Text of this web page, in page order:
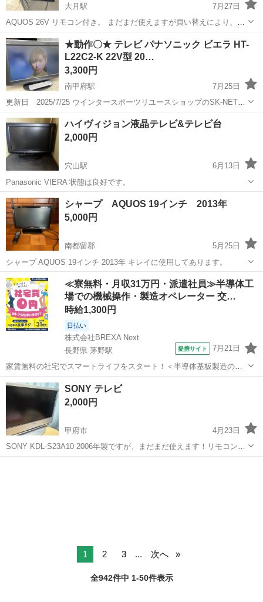
大月駅
7月27日
AQUOS 26V リモコン付き。 まだまだ使えますが買い替えにより、必
要な方にお譲りします。 線など全部ついてるのですぐ使えます。
山梨 大月市 大月駅 買い替え
★動作〇★ テレビ パナソニック ビエラ HT-
L22C2-K 22V型 20…
3,300円
南甲府駅
7月25日
更新日 2025/7/25 ウインタースポーツリユースショップのSK-NETで
す スキー、スノボ等のリユースを主体に、ホビー、家電、家具等も
山梨 甲府市 南甲府駅 テレビ 2010年製
ハイヴィジョン液晶テレビ&テレビ台
2,000円
穴山駅
6月13日
Panasonic VIERA 状態は良好です。
山梨 北杜市 穴山駅 VIERA
シャープ AQUOS 19インチ 2013年
5,000円
南都留郡
5月25日
シャープ AQUOS 19インチ 2013年 キレイに使用してあります。
山梨 南都留郡 テレビ 19インチ
≪寮無料・月収31万円・派遣社員≫半導体工
場での機械操作・製造オペレーター 交…
時給1,300円
日払い
株式会社BREXA Next
長野県 茅野駅
提携サイト 7月21日
家賃無料の社宅でスマートライフをスタート！＜半導体基板製造の機
械操作・検査＞ランチ代もかからないオトクな職場◎／稼ぎもしっか
り！月収例31万円／長野県茅野市 半導体基板の製造・検査 クリーンル
ーム内で、半導体基板の製造や検...
長野 茅野市 その他
SONY テレビ
2,000円
甲府市
4月23日
SONY KDL-S23A10 2006年製ですが、まだまだ使えます！リモコンも
あります！ たまにチャンネルを変える時に再起動することがあります
1 2 3 ... 次へ
全942件中 1-50件表示